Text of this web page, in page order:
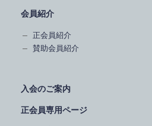
会員紹介
正会員紹介
賛助会員紹介
入会のご案内
正会員専用ページ